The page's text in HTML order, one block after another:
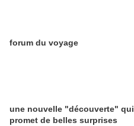
forum du voyage
une nouvelle "découverte" qui
promet de belles surprises